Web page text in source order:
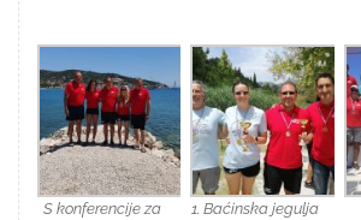
S konferencije za
1. Baćinska jegulja